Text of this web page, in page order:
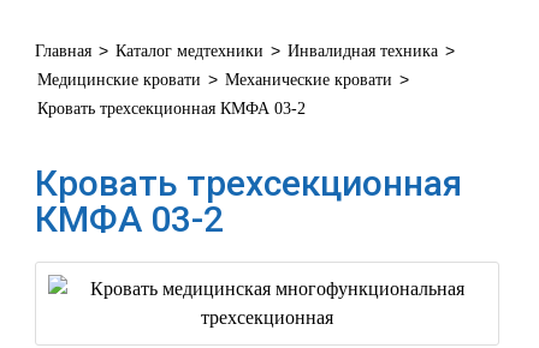
Главная > Каталог медтехники > Инвалидная техника >
Медицинские кровати > Механические кровати >
Кровать трехсекционная КМФА 03-2
Кровать трехсекционная
КМФА 03-2